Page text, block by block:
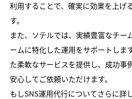
利用することで、確実に効果を上げ
す。
また、ソテルでは、実績豊富なチー
ームに特化した運用をサポートしま
た柔軟なサービスを提供し、成功事
安心してご依頼いただけます。
もしSNS運用代行についてさらに詳